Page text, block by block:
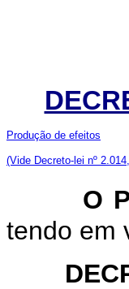
Produção de efeitos
(Vide Decreto-lei nº
O
tendo em